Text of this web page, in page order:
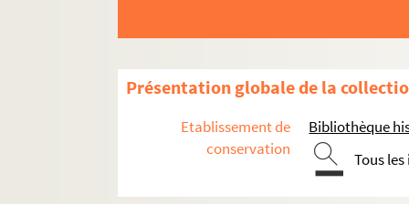
Présentation globale de la
Etablissement de
conservation
Bibliothèque
Tous
2-MS-3383. Ensemble de
2-MS-3384. Ensemble de
Rues de Paris, par ordre alphabétique
2-MS-NA-29. Amelot - Bûcherie
4-MS-NA-30(1-2). Carmes - Croix-